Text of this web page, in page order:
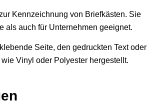
Kennzeichnung von Briefkästen. Sie
als auch für Unternehmen geeignet.
Seite, den gedruckten Text oder
Vinyl oder Polyester hergestellt.